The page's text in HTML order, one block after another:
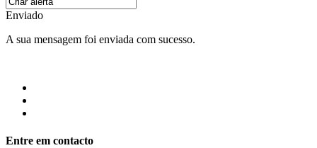
Enviado
A sua mensagem foi enviada com sucesso.
Entre em contacto